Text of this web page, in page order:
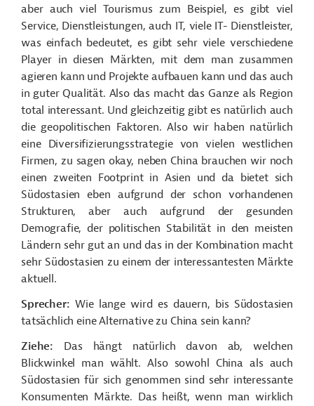
aber auch viel Tourismus zum Beispiel, es gibt viel
Service, Dienstleistungen, auch IT, viele IT- Dienstleister,
was einfach bedeutet, es gibt sehr viele verschiedene
Player in diesen Märkten, mit dem man zusammen
agieren kann und Projekte aufbauen kann und das auch
in guter Qualität. Also das macht das Ganze als Region
total interessant. Und gleichzeitig gibt es natürlich auch
die geopolitischen Faktoren. Also wir haben natürlich
eine Diversifizierungsstrategie von vielen westlichen
Firmen, zu sagen okay, neben China brauchen wir noch
einen zweiten Footprint in Asien und da bietet sich
Südostasien eben aufgrund der schon vorhandenen
Strukturen, aber auch aufgrund der gesunden
Demografie, der politischen Stabilität in den meisten
Ländern sehr gut an und das in der Kombination macht
sehr Südostasien zu einem der interessantesten Märkte
aktuell.
Sprecher: Wie lange wird es dauern, bis Südostasien
tatsächlich eine Alternative zu China sein kann?
Ziehe: Das hängt natürlich davon ab, welchen
Blickwinkel man wählt. Also sowohl China als auch
Südostasien für sich genommen sind sehr interessante
Konsumenten Märkte. Das heißt, wenn man wirklich